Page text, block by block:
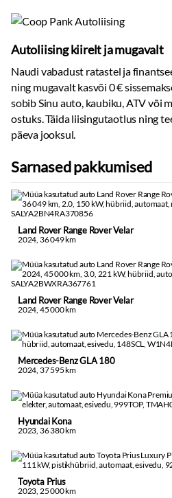
Autoliising kiirelt ja mugavalt
Naudi vabadust ratastel ja
ning mugavalt kasvõi 0 €
sobib Sinu auto, kaubiku, ATV või
ostuks. Täida liisingutaotlus ning
päeva jooksul.
Sarnased pakkumised
Land Rover Range Rover Velar
2024, 36 049 km
Land Rover Range Rover Velar
2024, 45 000 km
Mercedes-Benz GLA 180
2024, 37 595 km
Hyundai Kona
2023, 36 380 km
Toyota Prius
2023, 25 000 km